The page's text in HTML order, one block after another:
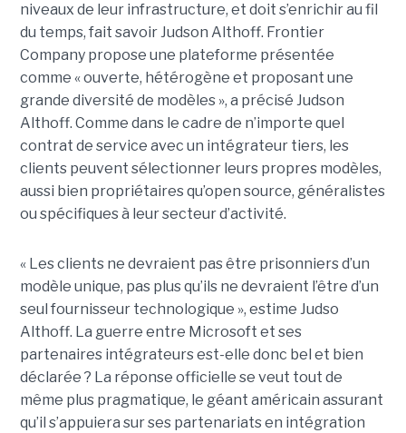
niveaux de leur infrastructure, et doit s’enrichir au fil
du temps, fait savoir Judson Althoff. Frontier
Company propose une plateforme présentée
comme « ouverte, hétérogène et proposant une
grande diversité de modèles », a précisé Judson
Althoff. Comme dans le cadre de n’importe quel
contrat de service avec un intégrateur tiers, les
clients peuvent sélectionner leurs propres modèles,
aussi bien propriétaires qu’open source, généralistes
ou spécifiques à leur secteur d’activité.
« Les clients ne devraient pas être prisonniers d’un
modèle unique, pas plus qu’ils ne devraient l’être d’un
seul fournisseur technologique », estime Judso
Althoff. La guerre entre Microsoft et ses
partenaires intégrateurs est-elle donc bel et bien
déclarée ? La réponse officielle se veut tout de
même plus pragmatique, le géant américain assurant
qu’il s’appuiera sur ses partenariats en intégration